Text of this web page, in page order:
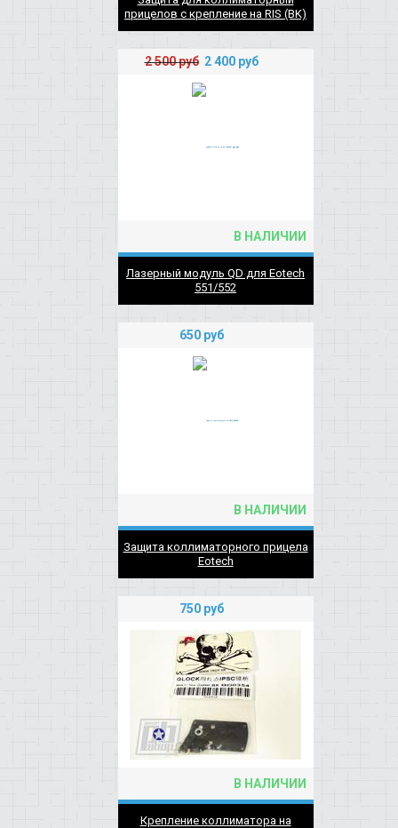
прицелов с крепление на RIS (BK)
2 500руб 2 400 руб
В НАЛИЧИИ
Лазерный модуль QD для Eotech
551/552
650 руб
В НАЛИЧИИ
Защита коллиматорного прицела
Eotech
750 руб
В НАЛИЧИИ
Крепление коллиматора на